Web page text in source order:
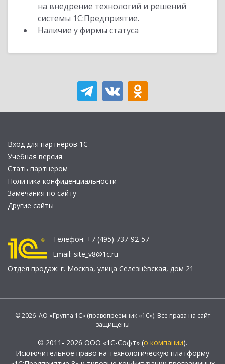
на внедрение технологий и решений
системы 1С:Предприятие.
Наличие у фирмы статуса
Вход для партнеров 1С
Учебная версия
Стать партнером
Политика конфиденциальности
Замечания по сайту
Другие сайты
Телефон: +7 (495) 737-92-57
Email: site_v8@1c.ru
Отдел продаж: г. Москва, улица Селезнёвская, дом 21
© 2026 АО «Группа 1С» (правопреемник «1С»). Все права на сайт
защищены
© 2011- 2026 ООО «1С-Софт» (о компании).
Исключительное право на технологическую платформу